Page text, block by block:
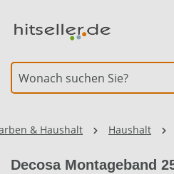
& Haushalt Haushalt
Decosa Montageband